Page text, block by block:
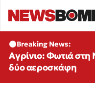
Breaking News:
Αγρίνιο: Φωτιά
δύο αεροσκάφη